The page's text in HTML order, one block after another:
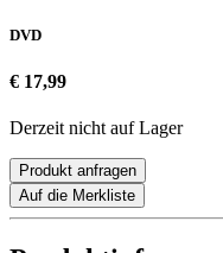
DVD
€ 17,99
Derzeit nicht auf Lager
Produkt anfragen
Auf die Merkliste